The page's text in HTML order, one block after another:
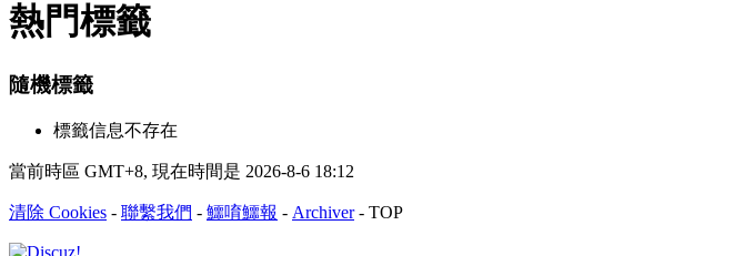
熱門標籤
隨機標籤
標籤信息不存在
當前時區 GMT+8, 現在時間是 2026-8-6 18:12
清除 Cookies - 聯繫我們 - 鱷唷鱷報 - Archiver- TOP